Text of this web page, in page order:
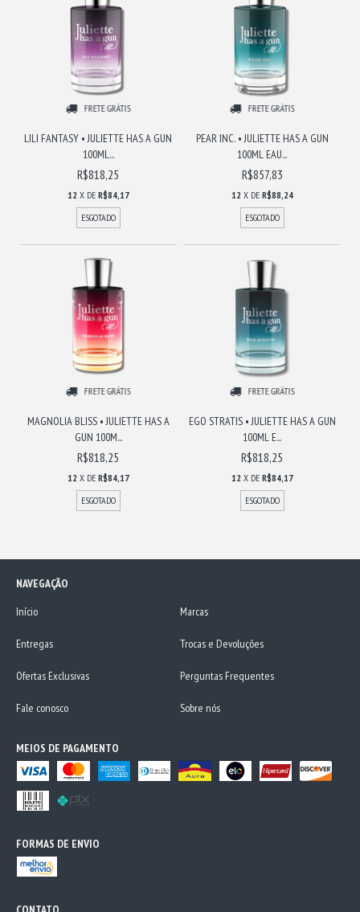
FRETE GRÁTIS
LILI FANTASY • JULIETTE HAS A GUN
100ML...
R$818,25
12 X DE R$84,17
ESGOTADO
FRETE GRÁTIS
PEAR INC. • JULIETTE HAS A GUN
100ML EAU...
R$857,83
12 X DE R$88,24
ESGOTADO
FRETE GRÁTIS
MAGNOLIA BLISS • JULIETTE HAS A
GUN 100M...
R$818,25
12 X DE R$84,17
ESGOTADO
FRETE GRÁTIS
EGO STRATIS • JULIETTE HAS A GUN
100ML E...
R$818,25
12 X DE R$84,17
ESGOTADO
NAVEGAÇÃO
Início
Marcas
Entregas Trocas e Devoluções
Ofertas Exclusivas Perguntas Frequentes
Fale conosco Sobre nós
MEIOS DE PAGAMENTO
FORMAS DE ENVIO